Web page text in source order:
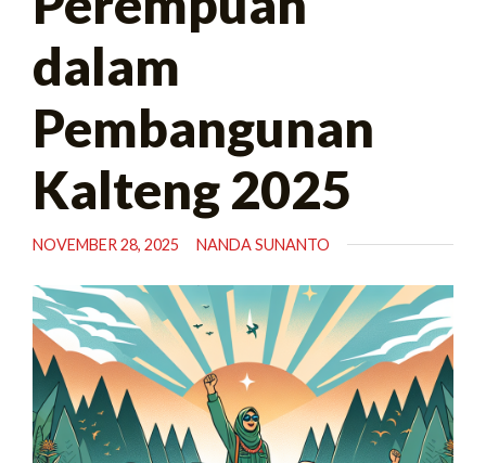
dalam
Pembangunan
Kalteng 2025
NOVEMBER 28, 2025 NANDA SUNANTO